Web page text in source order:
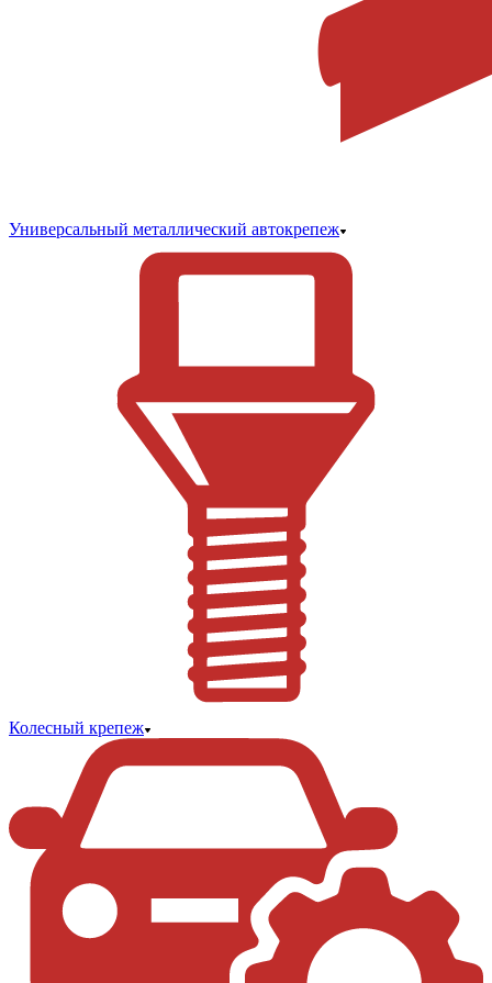
Универсальный металлический автокрепеж
Колесный крепеж